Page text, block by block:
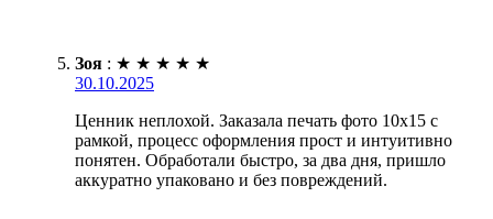
Зоя : ★ ★ ★ ★ ★
30.10.2025
Ценник неплохой. Заказала печать фото 10х15 с
рамкой, процесс оформления прост и интуитивно
понятен. Обработали быстро, за два дня, пришло
аккуратно упаковано и без повреждений.